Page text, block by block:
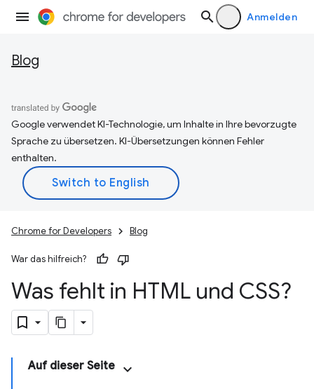
Anmelden
Blog
Google verwendet KI-Technologie, um Inhalte in Ihre bevorzugte
Sprache zu übersetzen. KI-Übersetzungen können Fehler
enthalten.
Chrome for Developers Blog
War das hilfreich?
Was fehlt in HTML und CSS?
Auf dieser Seite